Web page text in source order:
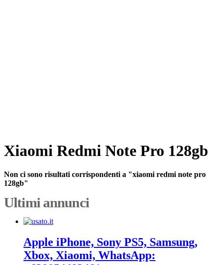
Xiaomi Redmi Note Pro 128gb
Non ci sono risultati corrispondenti a "xiaomi redmi note pro
128gb"
Ultimi annunci
Apple iPhone, Sony PS5, Samsung,
Xbox, Xiaomi, WhatsApp: